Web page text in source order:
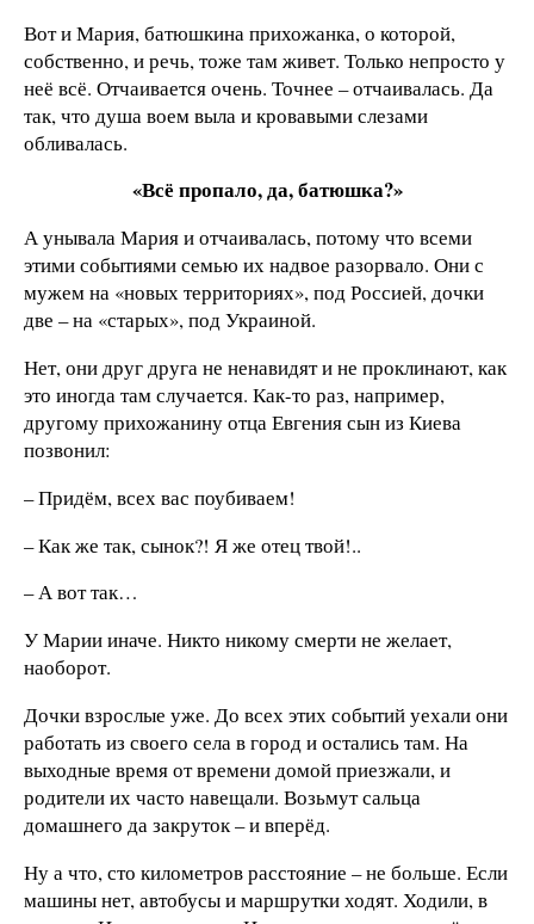
Вот и Мария, батюшкина прихожанка, о которой,
собственно, и речь, тоже там живет. Только непросто у
неё всё. Отчаивается очень. Точнее – отчаивалась. Да
так, что душа воем выла и кровавыми слезами
обливалась.
«Всё пропало, да, батюшка?»
А унывала Мария и отчаивалась, потому что всеми
этими событиями семью их надвое разорвало. Они с
мужем на «новых территориях», под Россией, дочки
две – на «старых», под Украиной.
Нет, они друг друга не ненавидят и не проклинают, как
это иногда там случается. Как-то раз, например,
другому прихожанину отца Евгения сын из Киева
позвонил:
– Придём, всех вас поубиваем!
– Как же так, сынок?! Я же отец твой!..
– А вот так…
У Марии иначе. Никто никому смерти не желает,
наоборот.
Дочки взрослые уже. До всех этих событий уехали они
работать из своего села в город и остались там. На
выходные время от времени домой приезжали, и
родители их часто навещали. Возьмут сальца
домашнего да закруток – и вперёд.
Ну а что, сто километров расстояние – не больше. Если
машины нет, автобусы и маршрутки ходят. Ходили, в